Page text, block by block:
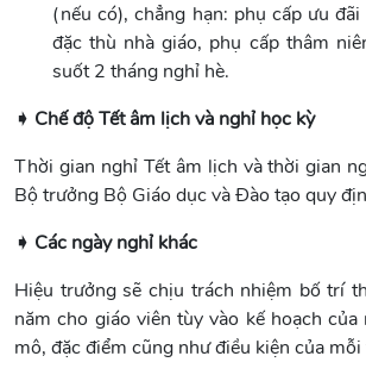
(nếu có), chẳng hạn: phụ cấp ưu
đặc thù nhà giáo, phụ cấp thâm
suốt 2 tháng nghỉ hè.
➧ Chế độ Tết âm lịch và nghỉ học kỳ
Thời gian nghỉ Tết âm lịch và thời gian
Bộ trưởng Bộ Giáo dục và Đào tạo quy
➧ Các ngày nghỉ khác
Hiệu trưởng sẽ chịu trách nhiệm bố trí
năm cho giáo viên tùy vào kế hoạch
mô, đặc điểm cũng như điều kiện của